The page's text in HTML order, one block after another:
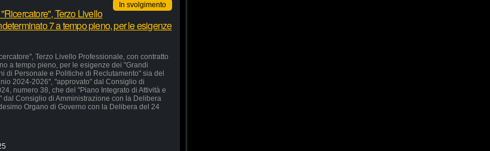
In svolgimento
Terzo Livello
7 a tempo pieno, per le esigenze
Terzo Livello Professionale, con contratto
a tempo pieno, per le esigenze dei "Grandi
di Personale e Politiche di Reclutamento" sia del
2024-2026", "approvato" dal Consiglio di
numero 38, che del "Piano Integrato di Attività e
Consiglio di Amministrazione con la Delibera
Organo di Governo con la Delibera del 24